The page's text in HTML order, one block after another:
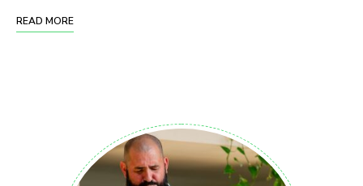
READ MORE